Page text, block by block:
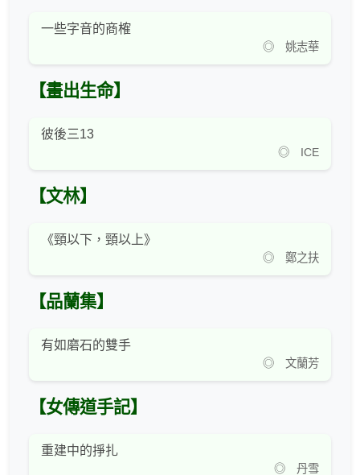
一些字音的商榷
◎ 姚志華
【畫出生命】
彼後三13
◎ ICE
【文林】
《頸以下，頸以上》
◎ 鄭之扶
【品蘭集】
有如磨石的雙手
◎ 文蘭芳
【女傳道手記】
重建中的掙扎
◎ 丹雪